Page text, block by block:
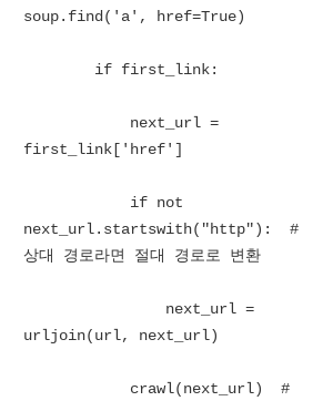
soup.find('a', href=True)
if first_link:
next_url =
first_link['href']
if not
next_url.startswith("http"):  #
상대 경로라면 절대 경로로 변환
next_url =
urljoin(url, next_url)
crawl(next_url)  #